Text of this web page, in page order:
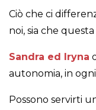
Ciò che ci
noi, sia che
Sandra ed Iryna
autonomia, in
Possono servirti